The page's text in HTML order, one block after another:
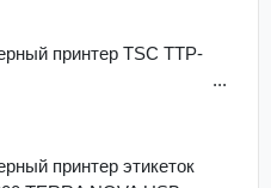
принтер TSC TTP-
принтер этикеток